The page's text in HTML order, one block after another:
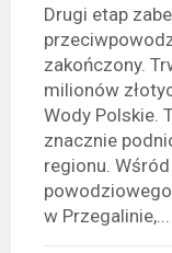
Drugi etap
zakończony.
milionów
Wody Polskie.
znacznie
regionu.
w Przegalinie,...